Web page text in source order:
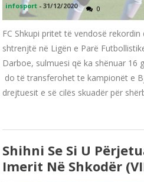
infosport -31/12/2020 0
FC Shkupi pritet të vendosë
shtrenjtë në Ligën e Parë
Darboe, sulmuesi që ka shënuar 16
do të transferohet te kampionët e
drejtuesit e së cilës skuadër për
Shihni Se Si U
Imerit Në Shkodër